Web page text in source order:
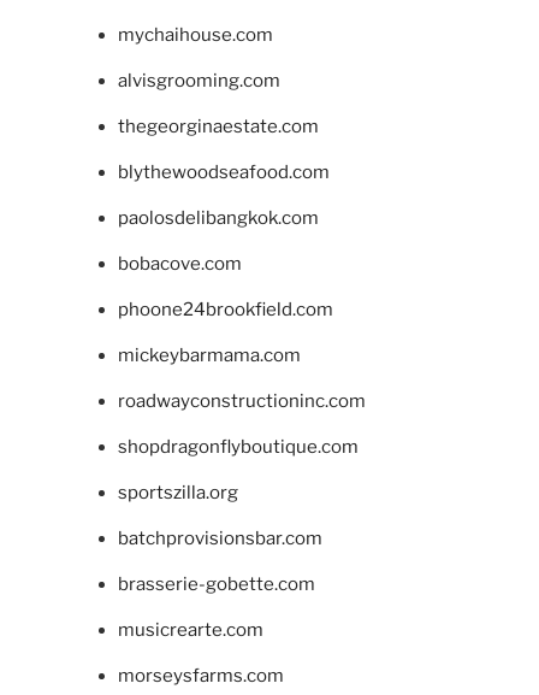
mychaihouse.com
alvisgrooming.com
thegeorginaestate.com
blythewoodseafood.com
paolosdelibangkok.com
bobacove.com
phoone24brookfield.com
mickeybarmama.com
roadwayconstructioninc.com
shopdragonflyboutique.com
sportszilla.org
batchprovisionsbar.com
brasserie-gobette.com
musicrearte.com
morseysfarms.com